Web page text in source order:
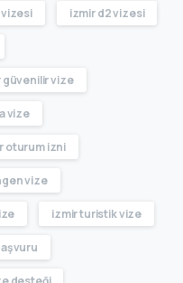
vizesi izmir d2 vizesi
güvenilir vize
vize
oturum izni
vize
izmir turistik vize